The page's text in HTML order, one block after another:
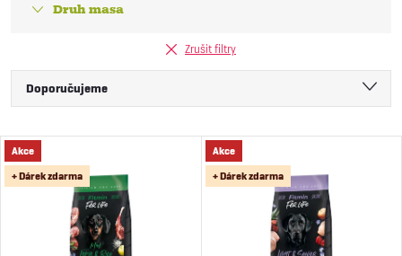
Druh masa
Zrušit filtry
Ř
a
z
Doporučujeme
Nejdražší
Nejprodávanější
Abecedně
V
Akce
+ Dárek zdarma
Akce
+ Dárek zdarma